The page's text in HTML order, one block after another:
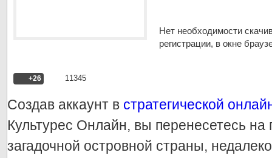
Нет необходимости
регистрации, в окне
11345
+26
Создав аккаунт в стратегической
Культурес Онлайн, вы перенесетесь
загадочной островной страны,